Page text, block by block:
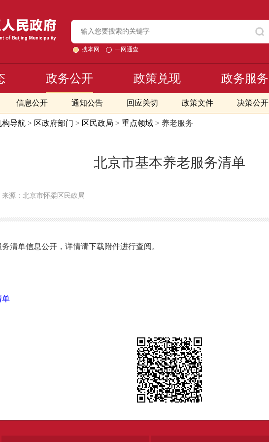
搜本网 一网通查
政务公开
信息公开 通知公告 回应关切 政策文件 决策公开
政策兑现 政务服务
导航 > 区政府部门 > 区民政局 > 重点领域 > 养老服务
北京市基本养老服务清单
来源：​​北京市怀柔区民政局
清单信息公开，详情请下载附件进行查阅。
单